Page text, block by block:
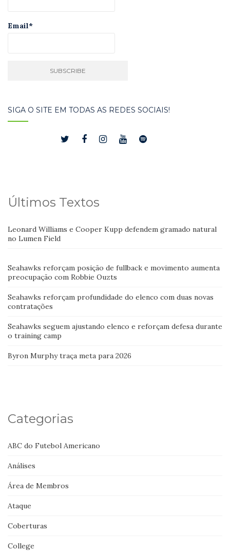
Email*
SIGA O SITE EM TODAS AS REDES SOCIAIS!
Últimos Textos
Leonard Williams e Cooper Kupp defendem gramado natural
no Lumen Field
Seahawks reforçam posição de fullback e movimento aumenta
preocupação com Robbie Ouzts
Seahawks reforçam profundidade do elenco com duas novas
contratações
Seahawks seguem ajustando elenco e reforçam defesa durante
o training camp
Byron Murphy traça meta para 2026
Categorias
ABC do Futebol Americano
Análises
Área de Membros
Ataque
Coberturas
College